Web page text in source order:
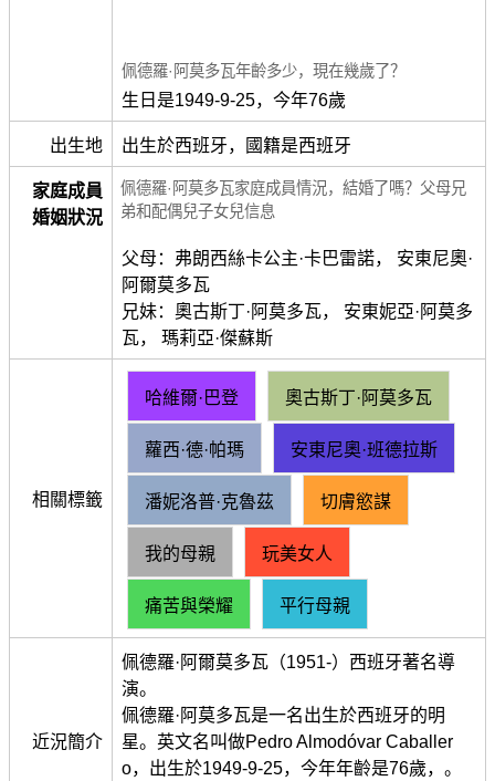
佩德羅·阿莫多瓦年齡多少，現在幾歲了？
生日是1949-9-25，今年76歲
出生地 出生於西班牙，國籍是西班牙
家庭成員
婚姻狀況
佩德羅·阿莫多瓦家庭成員情況，結婚了嗎？父母兄
弟和配偶兒子女兒信息
父母：弗朗西絲卡公主·卡巴雷諾， 安東尼奧·
阿爾莫多瓦
兄妹：奧古斯丁·阿莫多瓦， 安東妮亞·阿莫多
瓦， 瑪莉亞·傑蘇斯
相關標籤
哈維爾·巴登 奧古斯丁·阿莫多瓦
蘿西·德·帕瑪 安東尼奧·班德拉斯
潘妮洛普·克魯茲 切膚慾謀
我的母親 玩美女人
痛苦與榮耀 平行母親
近況簡介
佩德羅·阿爾莫多瓦（1951-）西班牙著名導
演。
佩德羅·阿莫多瓦是一名出生於西班牙的明
星。英文名叫做Pedro Almodóvar Caballer
o，出生於1949-9-25，今年年齡是76歲，。